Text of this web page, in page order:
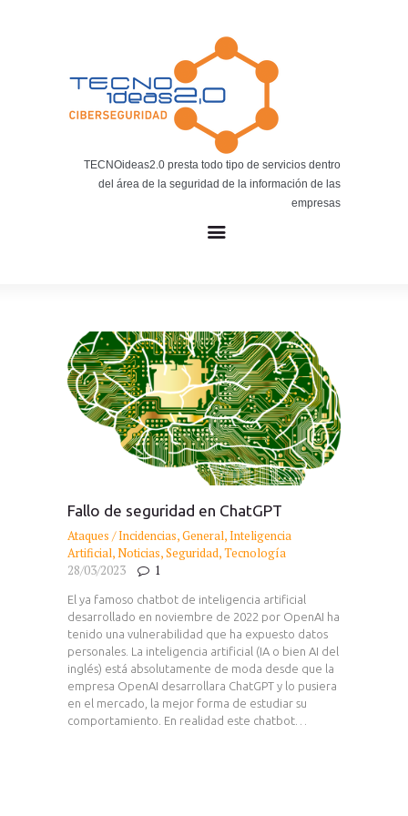
TECNOideas2.0 presta todo tipo de servicios dentro
del área de la seguridad de la información de las
empresas
BLOG TECNOIDEAS
Noticias tecnológicas.
Fallo de seguridad en ChatGPT
Ataques / Incidencias,General,Inteligencia
Artificial,Noticias,Seguridad,Tecnología
28/03/2023
1
El ya famoso chatbot de inteligencia artificial
desarrollado en noviembre de 2022 por OpenAI ha
tenido una vulnerabilidad que ha expuesto datos
personales. La inteligencia artificial (IA o bien AI del
inglés) está absolutamente de moda desde que la
empresa OpenAI desarrollara ChatGPT y lo pusiera
en el mercado, la mejor forma de estudiar su
comportamiento. En realidad este chatbot…